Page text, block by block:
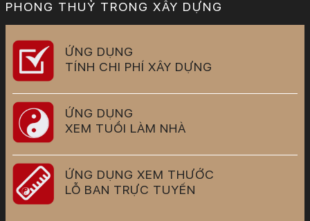
PHONG THUỶ TRONG XÂY DỰNG
ỨNG DỤNG
TÍNH CHI PHÍ XÂY DỰNG
ỨNG DỤNG
XEM TUỔI LÀM NHÀ
ỨNG DỤNG XEM THƯỚC
LỖ BAN TRỰC TUYẾN